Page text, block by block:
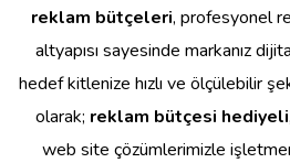
reklam bütçeleri, profesyonel
altyapısı sayesinde markanız
hedef kitlenize hızlı ve ölçülebilir
olarak; reklam bütçesi hediyeli
web site çözümlerimizle